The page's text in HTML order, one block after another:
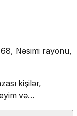
Nəsimi rayonu,
kişilər,
və